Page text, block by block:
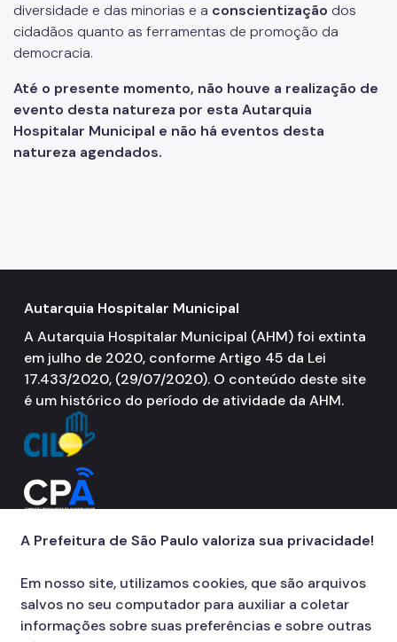
diversidade e das minorias e a conscientização dos
cidadãos quanto as ferramentas de promoção da
democracia.
Até o presente momento, não houve a realização de
evento desta natureza por esta Autarquia
Hospitalar Municipal e não há eventos desta
natureza agendados.
Autarquia Hospitalar Municipal
A Autarquia Hospitalar Municipal (AHM) foi extinta
em julho de 2020, conforme Artigo 45 da Lei
17.433/2020, (29/07/2020). O conteúdo deste site
é um histórico do período de atividade da AHM.
A Prefeitura de São Paulo valoriza sua privacidade!
Em nosso site, utilizamos cookies, que são arquivos
salvos no seu computador para auxiliar a coletar
informações sobre suas preferências e sobre outras